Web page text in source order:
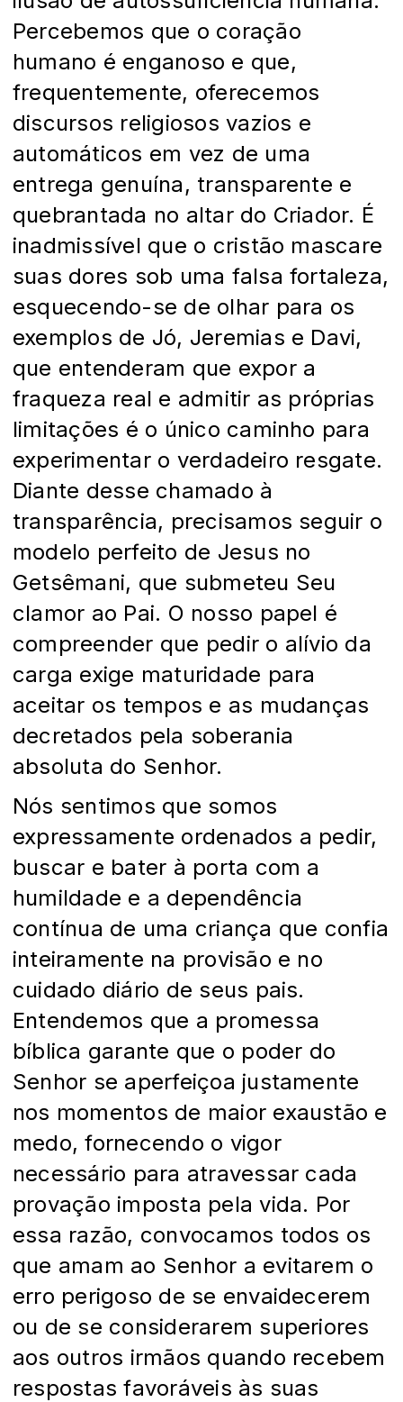
Percebemos que o coração
humano é enganoso e que,
frequentemente, oferecemos
discursos religiosos vazios e
automáticos em vez de uma
entrega genuína, transparente e
quebrantada no altar do Criador. É
inadmissível que o cristão mascare
suas dores sob uma falsa fortaleza,
esquecendo-se de olhar para os
exemplos de Jó, Jeremias e Davi,
que entenderam que expor a
fraqueza real e admitir as próprias
limitações é o único caminho para
experimentar o verdadeiro resgate.
Diante desse chamado à
transparência, precisamos seguir o
modelo perfeito de Jesus no
Getsêmani, que submeteu Seu
clamor ao Pai. O nosso papel é
compreender que pedir o alívio da
carga exige maturidade para
aceitar os tempos e as mudanças
decretados pela soberania
absoluta do Senhor.
Nós sentimos que somos
expressamente ordenados a pedir,
buscar e bater à porta com a
humildade e a dependência
contínua de uma criança que confia
inteiramente na provisão e no
cuidado diário de seus pais.
Entendemos que a promessa
bíblica garante que o poder do
Senhor se aperfeiçoa justamente
nos momentos de maior exaustão e
medo, fornecendo o vigor
necessário para atravessar cada
provação imposta pela vida. Por
essa razão, convocamos todos os
que amam ao Senhor a evitarem o
erro perigoso de se envaidecerem
ou de se considerarem superiores
aos outros irmãos quando recebem
respostas favoráveis às suas